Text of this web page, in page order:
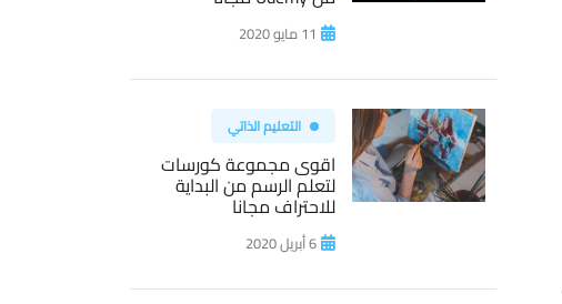
11 مايو 2020
التعليم الذاتي
اقوى مجموعة كورسات
لتعلم الرسم من البداية
للاحتراف مجانا
6 أبريل 2020